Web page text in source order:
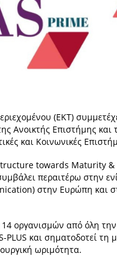
(ΕΚΤ)
Ανοικτής Επιστήμης και
και Κοινωνικές
towards Maturity &
περαιτέρω στην
στην Ευρώπη και
οργανισμών από όλη την
και σηματοδοτεί
ωριμότητα.